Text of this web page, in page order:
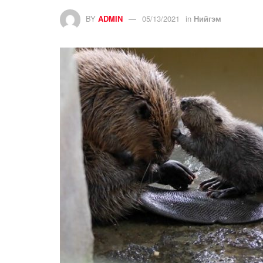
BY ADMIN 05/13/2021 in Нийгэм